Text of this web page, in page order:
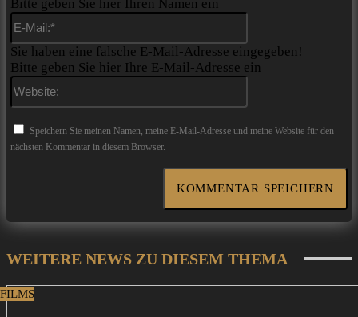
Bitte geben Sie hier Ihren Namen ein
Sie haben eine falsche E-Mail-Adresse eingegeben!
Bitte geben Sie hier Ihre E-Mail-Adresse ein
Speichern Sie meinen Namen, meine E-Mail-Adresse und meine Website für den
nächsten Kommentar in diesem Browser.
WEITERE NEWS ZU DIESEM THEMA